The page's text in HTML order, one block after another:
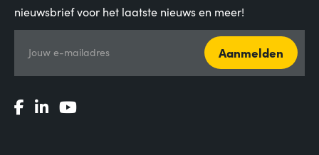
nieuwsbrief voor het laatste nieuws en meer!
Jouw e-mailadres Aanmelden